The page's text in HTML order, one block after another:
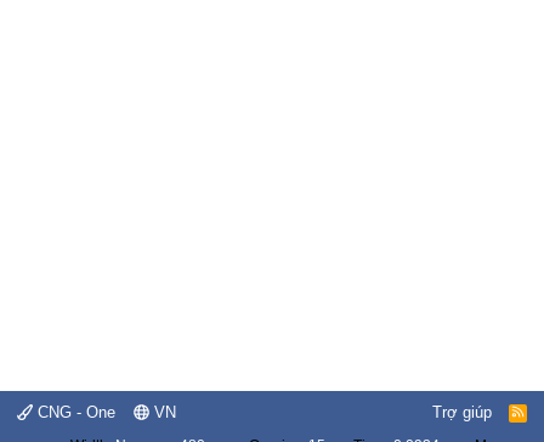
CNG - One VN Trợ giúp
R